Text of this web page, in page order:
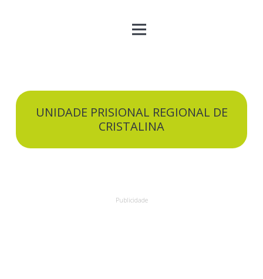
UNIDADE PRISIONAL REGIONAL DE
CRISTALINA
Publicidade